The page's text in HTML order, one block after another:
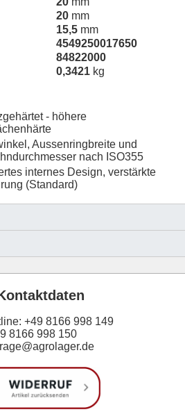
20 mm
15,5 mm
4549250017650
84822000
0,3421 kg
- höhere
Aussenringbreite und
nach ISO355
internes Design, verstärkte
(Standard)
+49 8166 998 149
8166 998 150